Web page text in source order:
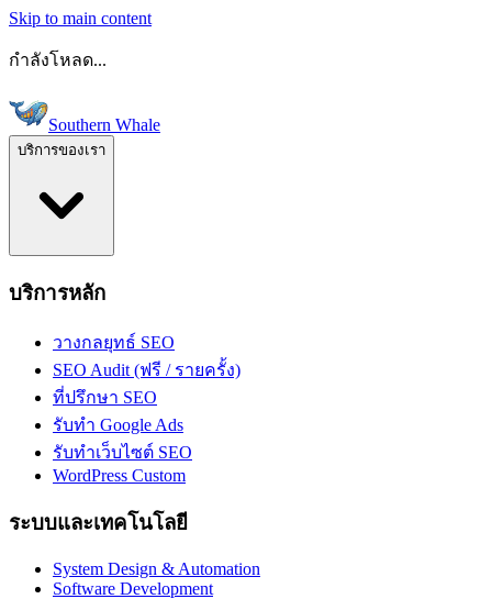
Skip to main content
กำลังโหลด...
Southern Whale
บริการของเรา
บริการหลัก
วางกลยุทธ์ SEO
SEO Audit (ฟรี / รายครั้ง)
ที่ปรึกษา SEO
รับทำ Google Ads
รับทำเว็บไซต์ SEO
WordPress Custom
ระบบและเทคโนโลยี
System Design & Automation
Software Development